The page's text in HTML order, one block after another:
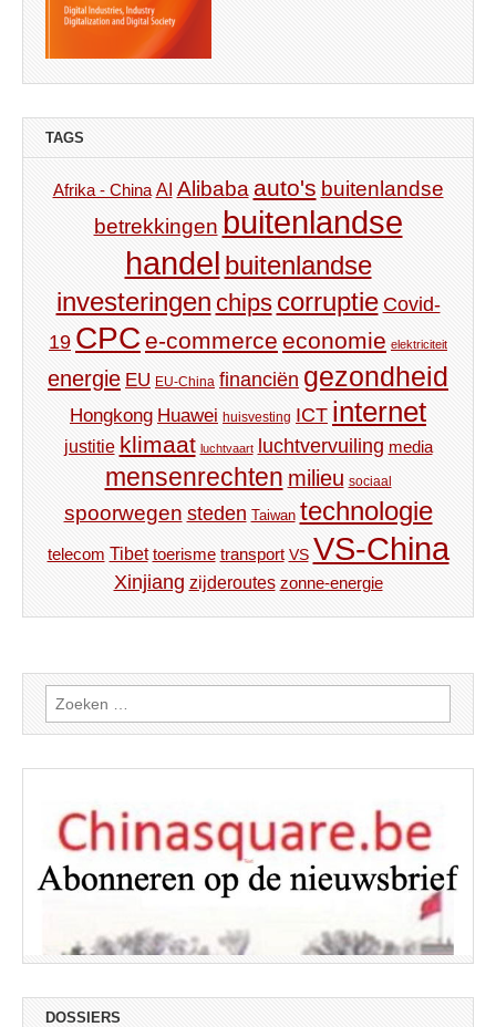
TAGS
Afrika - China AI Alibaba auto's buitenlandse
betrekkingen buitenlandse
handel buitenlandse
investeringen chips corruptie Covid-
19 CPC e-commerce economie elektriciteit
energie EU EU-China financiën gezondheid
Hongkong Huawei huisvesting ICT internet
justitie klimaat luchtvaart luchtvervuiling media
mensenrechten milieu sociaal
spoorwegen steden Taiwan technologie
telecom Tibet toerisme transport VS VS-China
Xinjiang zijderoutes zonne-energie
Zoeken
naar:
DOSSIERS